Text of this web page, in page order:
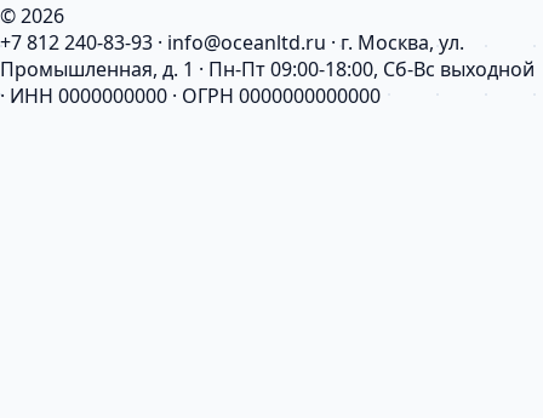
© 2026
+7 812 240-83-93 · info@oceanltd.ru · г. Москва, ул.
Промышленная, д. 1 · Пн-Пт 09:00-18:00, Сб-Вс выходной
· ИНН 0000000000 · ОГРН 0000000000000